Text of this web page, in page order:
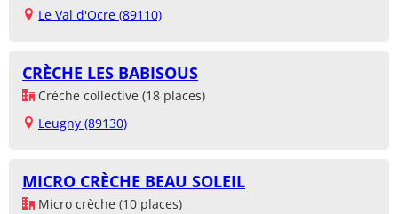
Le Val d'Ocre (89110)
CRÈCHE LES BABISOUS
Crèche collective (18 places)
Leugny (89130)
MICRO CRÈCHE BEAU SOLEIL
Micro crèche (10 places)